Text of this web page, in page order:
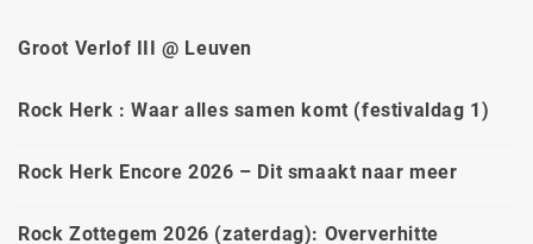
Groot Verlof III @ Leuven
Rock Herk : Waar alles samen komt (festivaldag 1)
Rock Herk Encore 2026 – Dit smaakt naar meer
Rock Zottegem 2026 (zaterdag): Oververhitte